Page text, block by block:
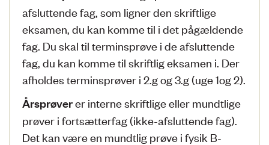
afsluttende fag, som ligner den skriftlige
eksamen, du kan komme til i det pågældende
fag. Du skal til terminsprøve i de afsluttende
fag, du kan komme til skriftlig eksamen i. Der
afholdes terminsprøver i 2.g og 3.g (uge 1og 2).
Årsprøverer interne skriftlige eller mundtlige
prøver i fortsætterfag (ikke-afsluttende fag).
Det kan være en mundtlig prøve i fysik B-